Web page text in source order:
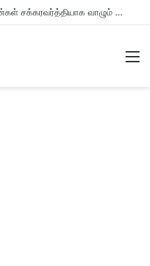
இந்த இடங்களில் மச்சம் உள்ள ஆண்கள் சக்கரவர்த்தியாக வாழும் அதிர்ஷ்டம் உள்ளவர்களாம் – உங்களுக்கு இருக்கா?